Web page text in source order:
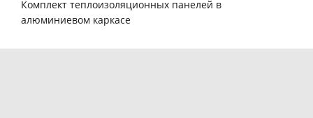
Комплект теплоизоляционных панелей в
алюминиевом каркасе